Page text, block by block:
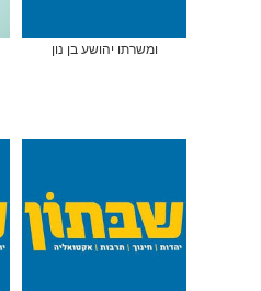
ומשרתו יהושע בן נון